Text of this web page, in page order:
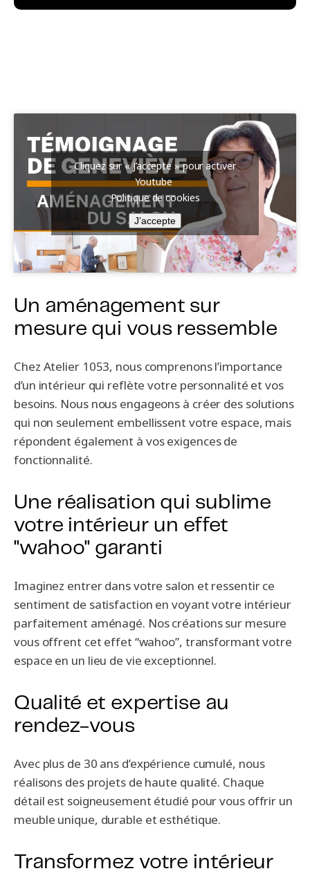
Cliquez sur « J’accepte » pour activer
Youtube
Politique de cookies
J’accepte
Un aménagement sur
mesure qui vous ressemble
Chez Atelier 1053, nous comprenons l’importance
d’un intérieur qui reflète votre personnalité et vos
besoins. Nous nous engageons à créer des solutions
qui non seulement embellissent votre espace, mais
répondent également à vos exigences de
fonctionnalité.
Une réalisation qui sublime
votre intérieur un effet
"wahoo" garanti
Imaginez entrer dans votre salon et ressentir ce
sentiment de satisfaction en voyant votre intérieur
parfaitement aménagé. Nos créations sur mesure
vous offrent cet effet “wahoo”, transformant votre
espace en un lieu de vie exceptionnel.
Qualité et expertise au
rendez-vous
Avec plus de 30 ans d’expérience cumulé, nous
réalisons des projets de haute qualité. Chaque
détail est soigneusement étudié pour vous offrir un
meuble unique, durable et esthétique.
Transformez votre intérieur